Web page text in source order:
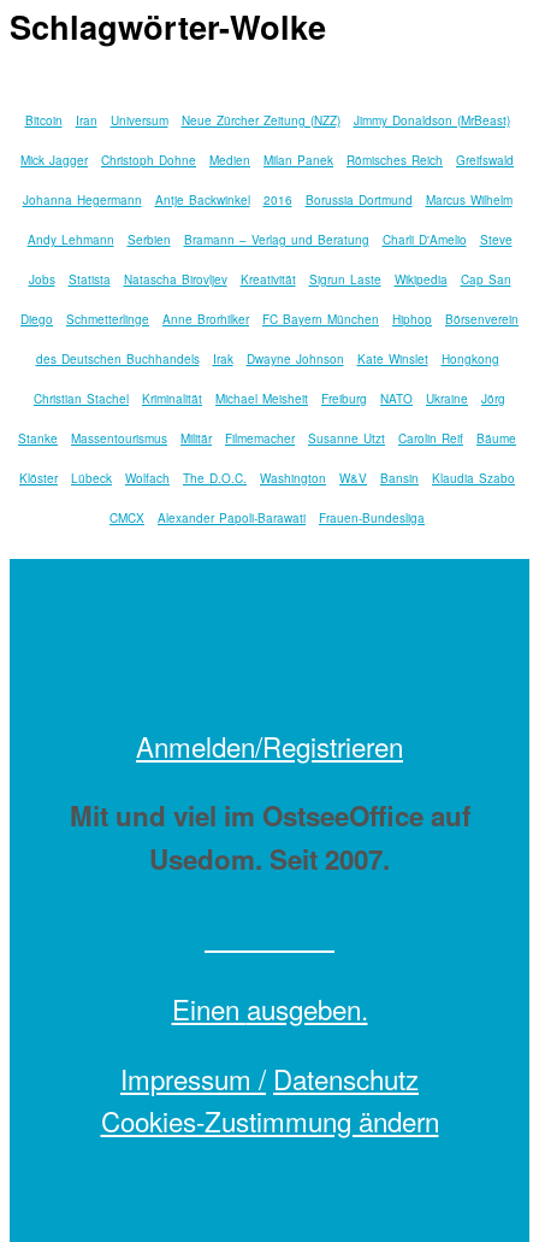
Schlagwörter-Wolke
Bitcoin Iran Universum Neue Zürcher Zeitung (NZZ) Jimmy Donaldson (MrBeast)
Mick Jagger Christoph Dohne Medien Milan Panek Römisches Reich Greifswald
Johanna Hegermann Antje Backwinkel 2016 Borussia Dortmund Marcus Wilhelm
Andy Lehmann Serbien Bramann – Verlag und Beratung Charli D'Amelio Steve
Jobs Statista Natascha Birovljev Kreativität Sigrun Laste Wikipedia Cap San
Diego Schmetterlinge Anne Brorhilker FC Bayern München Hiphop Börsenverein
des Deutschen Buchhandels Irak Dwayne Johnson Kate Winslet Hongkong
Christian Stachel Kriminalität Michael Meisheit Freiburg NATO Ukraine Jörg
Stanke Massentourismus Militär Filmemacher Susanne Utzt Carolin Reif Bäume
Klöster Lübeck Wolfach The D.O.C. Washington W&V Bansin Klaudia Szabo
CMCX Alexander Papoli-Barawati Frauen-Bundesliga
Anmelden/Registrieren
Mit und viel im OstseeOffice auf
Usedom. Seit 2007.
Einen ausgeben.
Impressum / Datenschutz
Cookies-Zustimmung ändern